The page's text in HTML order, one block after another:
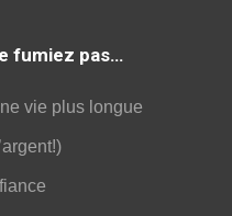
fumiez pas…
vie plus longue